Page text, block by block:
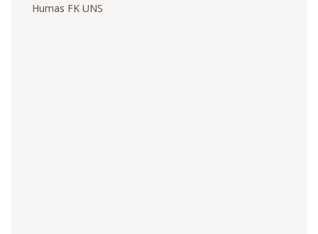
Humas FK UNS